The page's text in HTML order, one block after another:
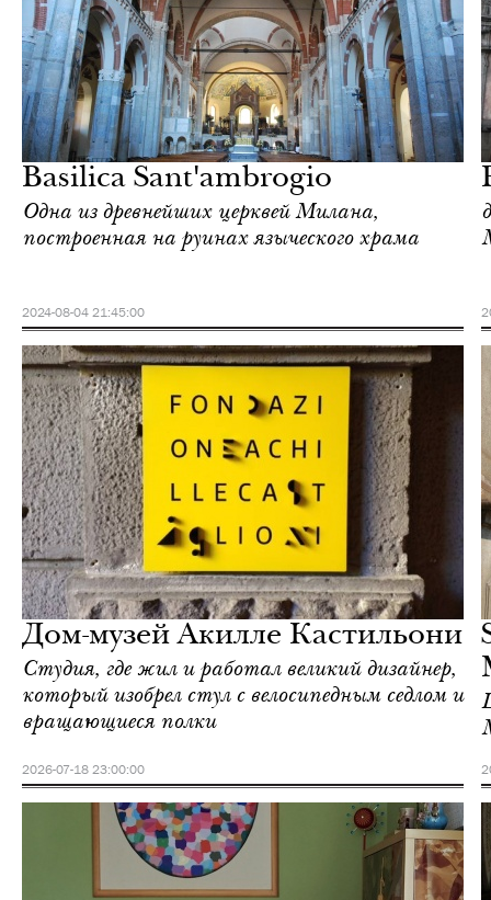
Basilica Sant'ambrogio
Одна из древнейших церквей Милана,
построенная на руинах языческого храма
2024-08-04 21:45:00
среда
Дом-музей Акилле Кастильони
Студия, где жил и работал великий дизайнер,
который изобрел стул с велосипедным седлом и
вращающиеся полки
2026-07-18 23:00:00
среда